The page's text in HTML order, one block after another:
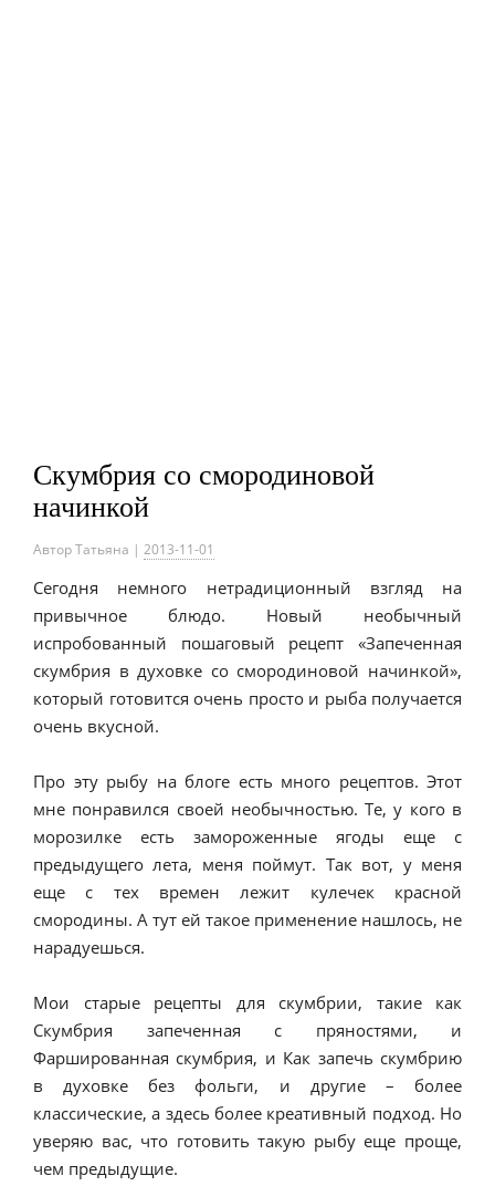
Скумбрия со смородиновой
начинкой
АвторТатьяна | 2013-11-01
Сегодня немного нетрадиционный взгляд на
привычное блюдо. Новый необычный
испробованный пошаговый рецепт «Запеченная
скумбрия в духовке со смородиновой начинкой»,
который готовится очень просто и рыба получается
очень вкусной.
Про эту рыбу на блоге есть много рецептов. Этот
мне понравился своей необычностью. Те, у кого в
морозилке есть замороженные ягоды еще с
предыдущего лета, меня поймут. Так вот, у меня
еще с тех времен лежит кулечек красной
смородины. А тут ей такое применение нашлось, не
нарадуешься.
Мои старые рецепты для скумбрии, такие как
Скумбрия запеченная с пряностями, и
Фаршированная скумбрия, и Как запечь скумбрию
в духовке без фольги, и другие – более
классические, а здесь более креативный подход. Но
уверяю вас, что готовить такую рыбу еще проще,
чем предыдущие.